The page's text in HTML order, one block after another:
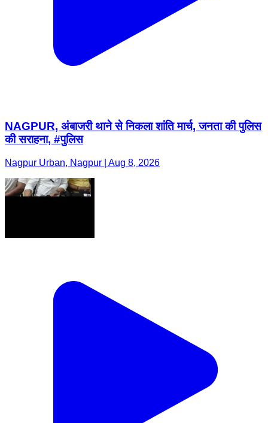
NAGPUR, अंबाजरी थाने से निकला शांति मार्च, जनता की पुलिस
की सराहना, #पुलिस
Nagpur Urban, Nagpur | Aug 8, 2026